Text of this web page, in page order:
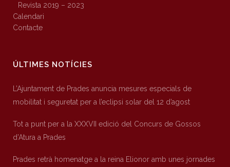
Revista 2019 – 2023
Calendari
Contacte
ÚLTIMES NOTÍCIES
L’Ajuntament de Prades anuncia mesures especials de
mobilitat i seguretat per a l’eclipsi solar del 12 d’agost
Tot a punt per a la XXXVII edició del Concurs de Gossos
d’Atura a Prades
Prades retrà homenatge a la reina Elionor amb unes jornades